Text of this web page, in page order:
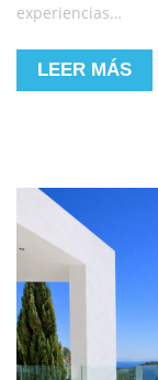
experiencias…
LEER MÁS